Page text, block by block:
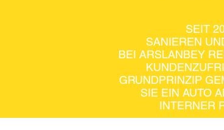
SEIT
SANIEREN
BEI ARSLANBEY
GRUNDPRINZIP
SIE EIN AUTO
INTERNER